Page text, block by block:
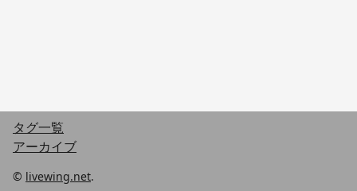
タグ一覧
アーカイブ
© livewing.net.